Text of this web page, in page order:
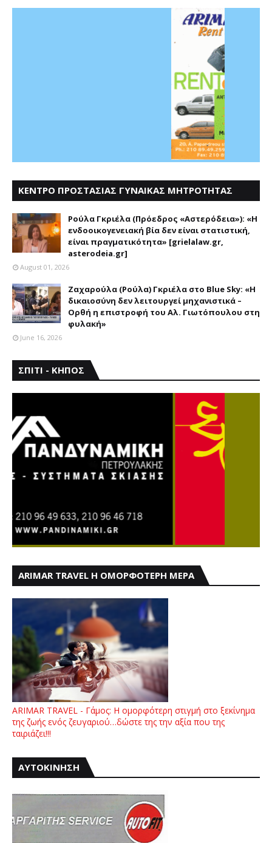
ΚΕΝΤΡΟ ΠΡΟΣΤΑΣΙΑΣ ΓΥΝΑΙΚΑΣ ΜΗΤΡΟΤΗΤΑΣ
Ρούλα Γκριέλα (Πρόεδρος «Αστερόδεια»): «Η
ενδοοικογενειακή βία δεν είναι στατιστική,
είναι πραγματικότητα» [grielalaw.gr,
asterodeia.gr]
August 01, 2026
Ζαχαρούλα (Ρούλα) Γκριέλα στο Blue Sky: «Η
δικαιοσύνη δεν λειτουργεί μηχανιστικά –
Ορθή η επιστροφή του Αλ. Γιωτόπουλου στη
φυλακή»
June 16, 2026
ΣΠΙΤΙ - ΚΗΠΟΣ
ARIMAR TRAVEL Η ΟΜΟΡΦΟΤΕΡΗ ΜΕΡΑ
ARIMAR TRAVEL - Γάμος: Η ομορφότερη στιγμή στο ξεκίνημα
της ζωής ενός ζευγαριού…δώστε της την αξία που της
ταιριάζει!!!
ΑΥΤΟΚΙΝΗΣΗ